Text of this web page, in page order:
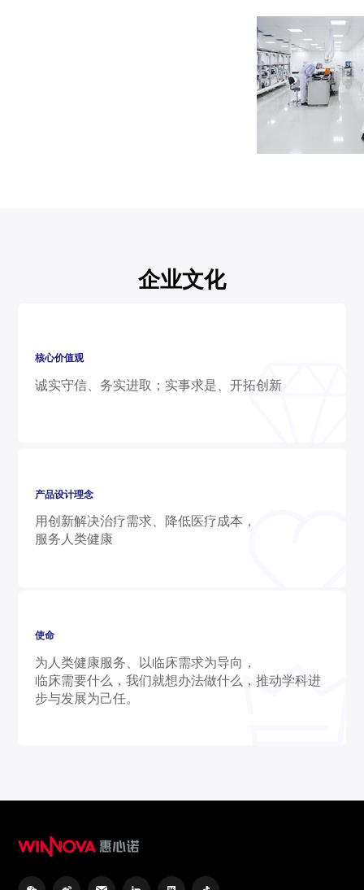
企业文化
核心价值观
诚实守信、务实进取；实事求是、开拓创新
产品设计理念
用创新解决治疗需求、降低医疗成本，
服务人类健康
使命
为人类健康服务、以临床需求为导向，
临床需要什么，我们就想办法做什么，推动学科进
步与发展为己任。